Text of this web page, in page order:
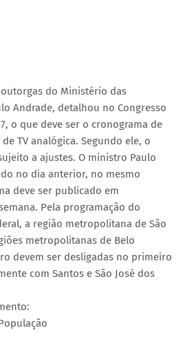
do Ministério das
Andrade, detalhou no Congresso
o que deve ser o cronograma de
TV analógica. Segundo ele, o
a ajustes. O ministro Paulo
no dia anterior, no mesmo
deve ser publicado em
Pela programação do
a região metropolitana de São
metropolitanas de Belo
devem ser desligadas no primeiro
com Santos e São José dos